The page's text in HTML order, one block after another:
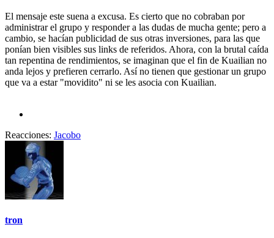
El mensaje este suena a excusa. Es cierto que no cobraban por
administrar el grupo y responder a las dudas de mucha gente; pero a
cambio, se hacían publicidad de sus otras inversiones, para las que
ponían bien visibles sus links de referidos. Ahora, con la brutal caída
tan repentina de rendimientos, se imaginan que el fin de Kuailian no
anda lejos y prefieren cerrarlo. Así no tienen que gestionar un grupo
que va a estar "movidito" ni se les asocia con Kuailian.
Reacciones: Jacobo
tron